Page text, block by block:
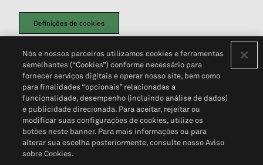
Definições de cookies
Política de PrivacidadePortal de privacidade do cliente (em inglês)
Não Venda Minhas Informações Pessoais© 2026 S&P Global
Nós e nossos parceiros utilizamos cookies e ferramentas
semelhantes (“Cookies”) conforme necessário para
fornecer serviços digitais e operar nosso site, bem como
para finalidades “opcionais” relacionadas a
funcionalidade, desempenho (incluindo análise de dados)
e publicidade direcionada. Para aceitar, rejeitar ou
modificar suas configurações de cookies, utilize os
botões neste banner. Para mais informações ou para
alterar sua escolha posteriormente, consulte nosso Aviso
sobre Cookies.